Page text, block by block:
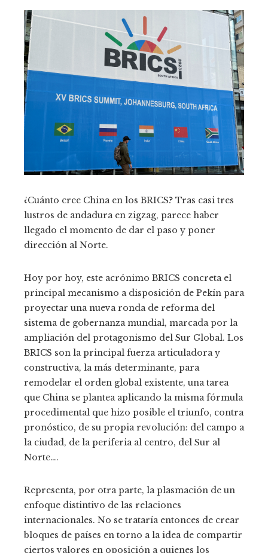
¿Cuánto cree China en los BRICS? Tras casi tres
lustros de andadura en zigzag, parece haber
llegado el momento de dar el paso y poner
dirección al Norte.
Hoy por hoy, este acrónimo BRICS concreta el
principal mecanismo a disposición de Pekín para
proyectar una nueva ronda de reforma del
sistema de gobernanza mundial, marcada por la
ampliación del protagonismo del Sur Global. Los
BRICS son la principal fuerza articuladora y
constructiva, la más determinante, para
remodelar el orden global existente, una tarea
que China se plantea aplicando la misma fórmula
procedimental que hizo posible el triunfo, contra
pronóstico, de su propia revolución: del campo a
la ciudad, de la periferia al centro, del Sur al
Norte….
Representa, por otra parte, la plasmación de un
enfoque distintivo de las relaciones
internacionales. No se trataría entonces de crear
bloques de países en torno a la idea de compartir
ciertos valores en oposición a quienes los